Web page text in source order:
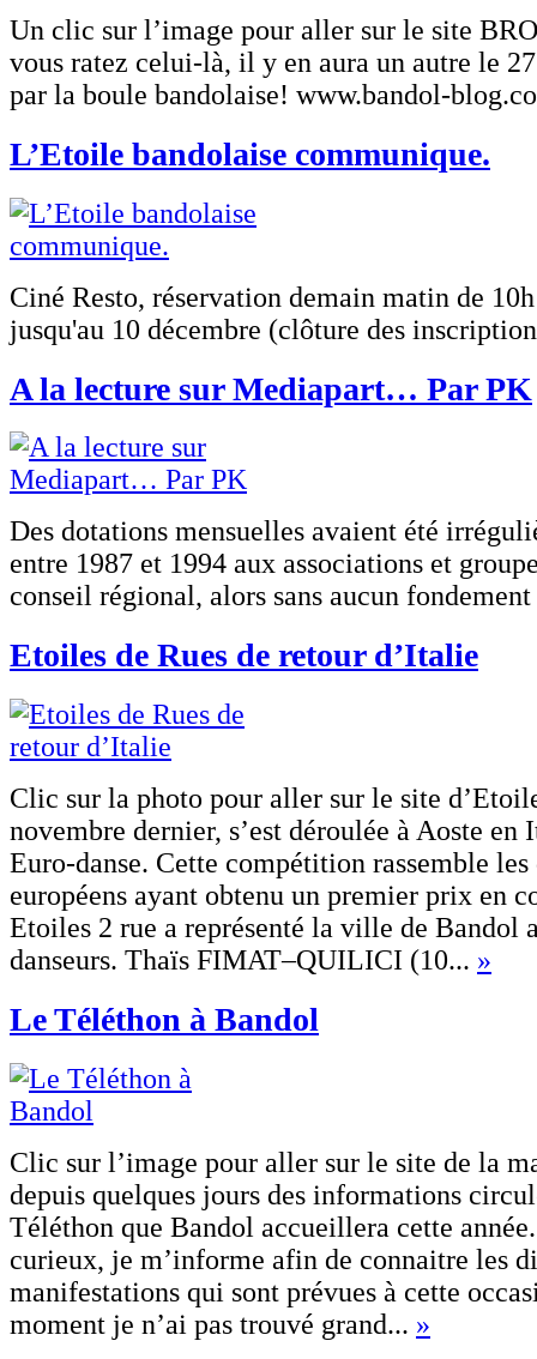
Un clic sur l’image pour aller sur le site
vous ratez celui-là, il y en aura un autre le
par la boule bandolaise! www.bandol-
L’Etoile bandolaise communique.
Ciné Resto, réservation demain matin de
jusqu'au 10 décembre (clôture des
A la lecture sur Mediapart… Par PK
Des dotations mensuelles avaient été
entre 1987 et 1994 aux associations et
conseil régional, alors sans aucun
Etoiles de Rues de retour d’Italie
Clic sur la photo pour aller sur le site
novembre dernier, s’est déroulée à Aoste
Euro-danse. Cette compétition rassemble les
européens ayant obtenu un premier prix en
Etoiles 2 rue a représenté la ville de Bandol
danseurs. Thaïs FIMAT–QUILICI (10... »
Le Téléthon à Bandol
Clic sur l’image pour aller sur le site de la
depuis quelques jours des informations
Téléthon que Bandol accueillera cette
curieux, je m’informe afin de connaitre les
manifestations qui sont prévues à cette
moment je n’ai pas trouvé grand... »